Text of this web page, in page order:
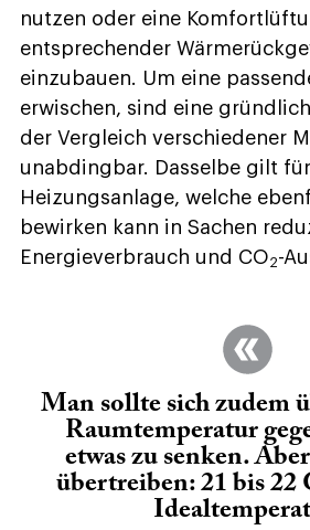
nutzen oder eine
entsprechender
einzubauen. Um eine
erwischen, sind eine
der Vergleich verschiedener
unabdingbar. Dasselbe gilt
Heizungsanlage, welche
bewirken kann in Sachen
Energieverbrauch und CO2-
Man sollte sich zudem
Raumtemperatur
etwas zu senken.
übertreiben: 21 bis 22